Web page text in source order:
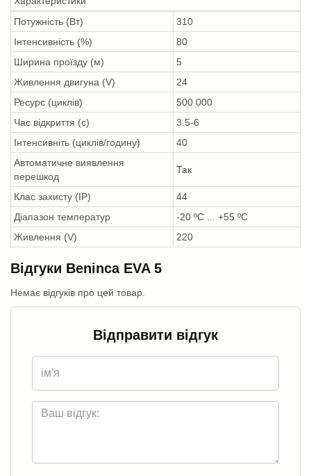
Потужність (Вт)
310
Інтенсивність (%)
80
Ширина проїзду (м)
5
Живлення двигуна (V)
24
Ресурс (циклів)
500 000
Час відкриття (с)
3.5-6
Інтенсивніть (циклів/годину)
40
Автоматичне виявлення
перешкод
Так
Клас захисту (IP)
44
Діапазон температур
-20 ºС ... +55 ºС
Живлення (V)
220
Відгуки Beninca EVA 5
Немає відгуків про цей товар.
Відправити відгук